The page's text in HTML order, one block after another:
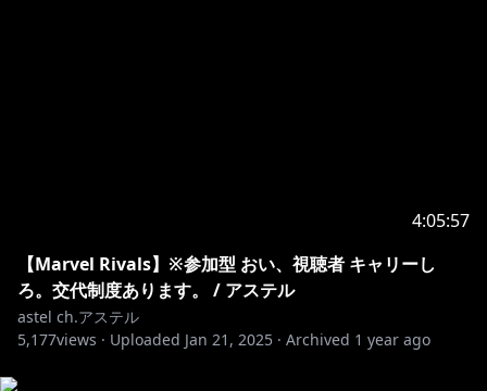
❖チャンネル登録/Twitterのフォロー待ってます❖
4:05:57
【Marvel Rivals】※参加型 おい、視聴者 キャリーし
ろ。交代制度あります。 / アステル
astel ch.アステル
5,177views · Uploaded Jan 21, 2025 · Archived 1 year ago